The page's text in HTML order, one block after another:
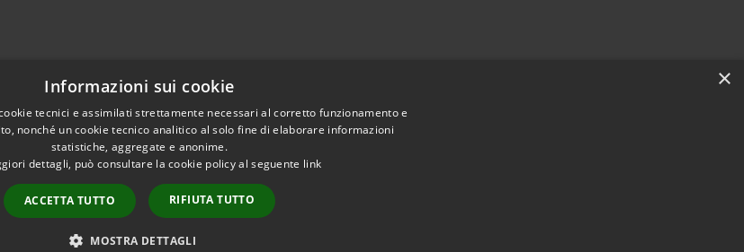
Copyright © 2026 • Comune di Offida • Powered by
×
Informazioni sui cookie
tecnici e assimilati strettamente necessari al corretto funzionamento e
nonché un cookie tecnico analitico al solo fine di elaborare informazioni
statistiche, aggregate e anonime.
dettagli, può consultare la cookie policy al seguente link
ACCETTA TUTTO RIFIUTA TUTTO
MOSTRA DETTAGLI